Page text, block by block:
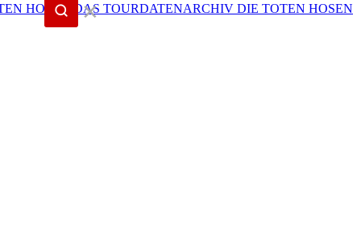
DIE TOTEN HOSEN
✕